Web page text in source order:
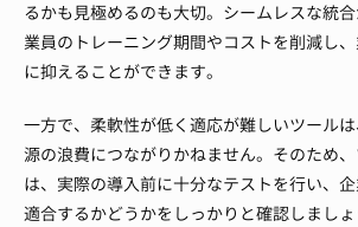
るかも見極めるのも大切。シームレスな統
業員のトレーニング期間やコストを削減し
に抑えることができます。
一方で、柔軟性が低く適応が難しいツール
源の浪費につながりかねません。そのため
は、実際の導入前に十分なテストを行い、
適合するかどうかをしっかりと確認しましょ